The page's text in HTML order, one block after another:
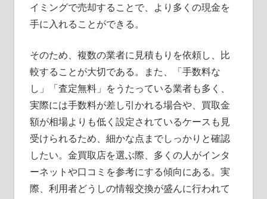
イミングで売却することで、より多くの現金を
手に入れることができる。
そのため、複数の業者に見積もりを依頼し、比
較することが大切である。また、「手数料な
し」「査定無料」をうたっている業者も多く、
実際には手数料が差し引かれる場合や、買取金
額が相場よりも低く設定されているケースも見
受けられるため、細かな点までしっかりと確認
したい。金買取店を選ぶ際、多くの人がインタ
ーネットや口コミを参考にする傾向にある。実
際、利用者どうしの情報交換が盛んに行われて